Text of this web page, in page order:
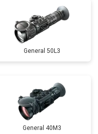
General 50L3
General 40M3